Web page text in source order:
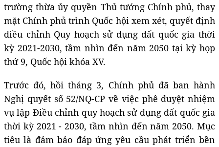
trường thừa ủy quyền Thủ tướng Chính phủ, thay
mặt Chính phủ trình Quốc hội xem xét, quyết định
điều chỉnh Quy hoạch sử dụng đất quốc gia thời
kỳ 2021-2030, tầm nhìn đến năm 2050 tại kỳ họp
thứ 9, Quốc hội khóa XV.
Trước đó, hồi tháng 3, Chính phủ đã ban hành
Nghị quyết số 52/NQ-CP về việc phê duyệt nhiệm
vụ lập Điều chỉnh quy hoạch sử dụng đất quốc gia
thời kỳ 2021 - 2030, tầm nhìn đến năm 2050. Mục
tiêu là đảm bảo đáp ứng yêu cầu phát triển bền